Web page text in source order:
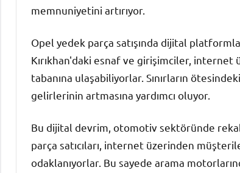
memnuniyetini artırıyor.
Opel yedek parça satışında dijital
Kırıkhan'daki esnaf ve girişimciler, internet
tabanına ulaşabiliyorlar. Sınırların
gelirlerinin artmasına yardımcı oluyor.
Bu dijital devrim, otomotiv sektöründe
parça satıcıları, internet üzerinden
odaklanıyorlar. Bu sayede arama